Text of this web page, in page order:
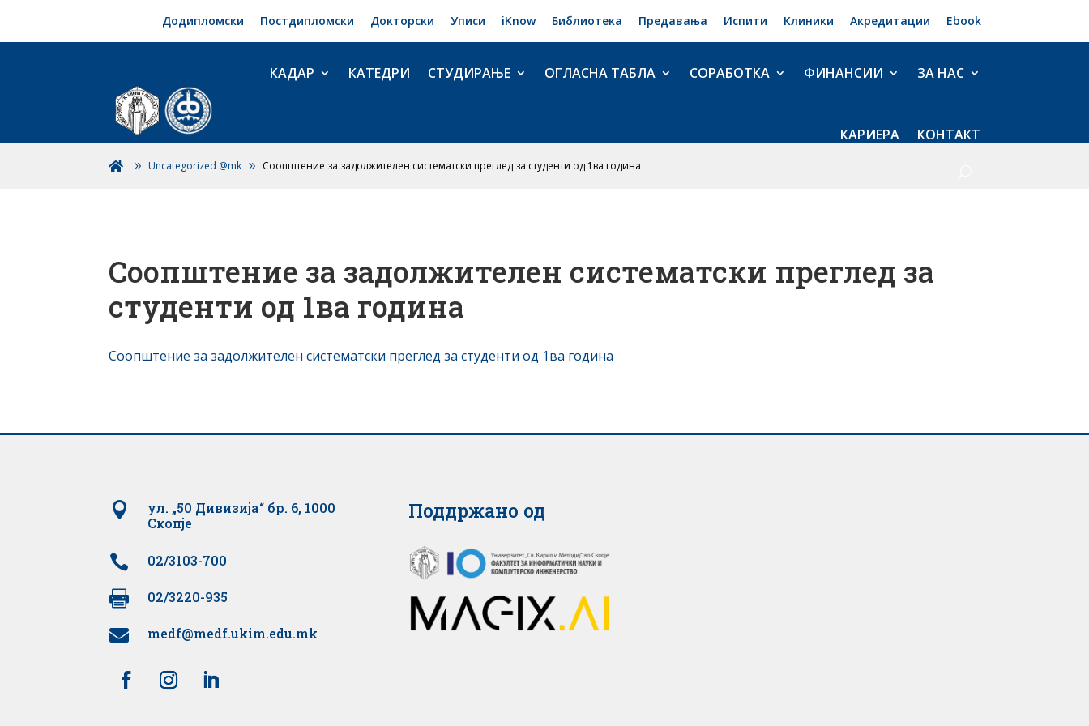
Додипломски Постдипломски Докторски Уписи iKnow Библиотека Предавања Испити Клиники Акредитации Ebook
КАДАР КАТЕДРИ СТУДИРАЊЕ ОГЛАСНА ТАБЛА СОРАБОТКА ФИНАНСИИ ЗА НАС
КАРИЕРА КОНТАКТ
 Uncategorized @mk Соопштение за задолжителен систематски преглед за студенти од 1ва година
Соопштение за задолжителен систематски преглед за
студенти од 1ва година
Соопштение за задолжителен систематски преглед за студенти од 1ва година

ул. „50 Дивизија“ бр. 6, 1000
Скопје
 02/3103-700
 02/3220-935
 medf@medf.ukim.edu.mk
Поддржано од